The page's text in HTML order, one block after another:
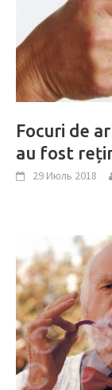
Focuri de
au fost
29 Июль 2018